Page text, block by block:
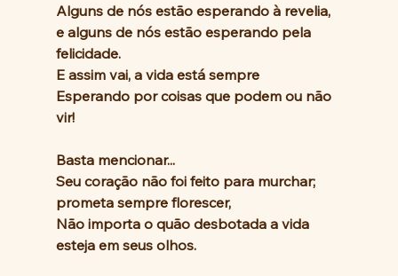
Alguns de nós estão esperando à revelia,
e alguns de nós estão esperando pela
felicidade.
E assim vai, a vida está sempre
Esperando por coisas que podem ou não
vir!
Basta mencionar...
Seu coração não foi feito para murchar;
prometa sempre florescer,
Não importa o quão desbotada a vida
esteja em seus olhos.